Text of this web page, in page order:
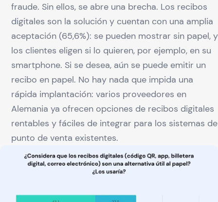
fraude. Sin ellos, se abre una brecha. Los recibos
digitales son la solución y cuentan con una amplia
aceptación (65,6%): se pueden mostrar sin papel, y
los clientes eligen si lo quieren, por ejemplo, en su
smartphone. Si se desea, aún se puede emitir un
recibo en papel. No hay nada que impida una
rápida implantación: varios proveedores en
Alemania ya ofrecen opciones de recibos digitales
rentables y fáciles de integrar para los sistemas de
punto de venta existentes.